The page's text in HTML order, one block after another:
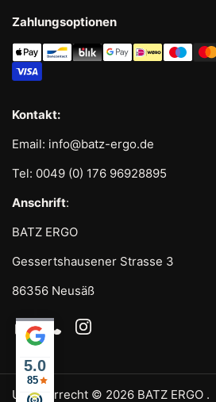
Zahlungsoptionen
Kontakt:
Email: info@batz-ergo.de
Tel: 0049 (0) 176 96928895
Anschrift:
BATZ ERGO
Gessertshausener Strasse 3
86356 Neusäß
Email PhoneInstagram
Urheberrecht © 2026 BATZ ERGO .
5.0
85